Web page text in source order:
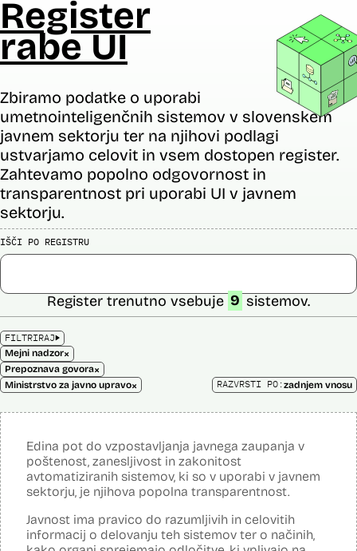
Register
rabe UI
Zbiramo podatke o uporabi
umetnointeligenčnih sistemov v slovenskem
javnem sektorju ter na njihovi podlagi
ustvarjamo celovit in vsem dostopen register.
Zahtevamo popolno odgovornost in
transparentnost pri uporabi UI v javnem
sektorju.
IŠČI PO REGISTRU
FILTRIRAJ
Mejni nadzor×
Prepoznava govora×
Ministrstvo za javno upravo×
Register trenutno vsebuje 9 sistemov.
RAZVRSTI PO:zadnjem vnosu
Edina pot do vzpostavljanja javnega zaupanja v
poštenost, zanesljivost in zakonitost
avtomatiziranih sistemov, ki so v uporabi v javnem
sektorju, je njihova popolna transparentnost.
Javnost ima pravico do razumljivih in celovitih
informacij o delovanju teh sistemov ter o načinih,